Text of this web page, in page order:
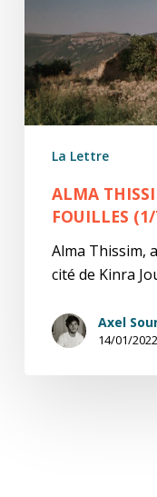
La Lettre
ALMA
FOUILLES
Alma Thissim,
cité de Kinra
Axel
14/01/2022